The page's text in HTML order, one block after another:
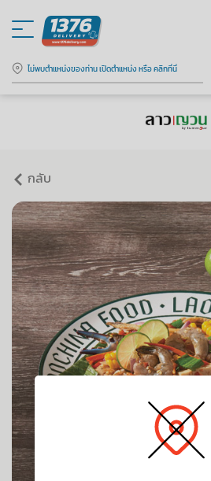
ไม่พบตำแหน่งของท่าน เปิดตำแหน่ง หรือ คลิกที่นี่
กลับ